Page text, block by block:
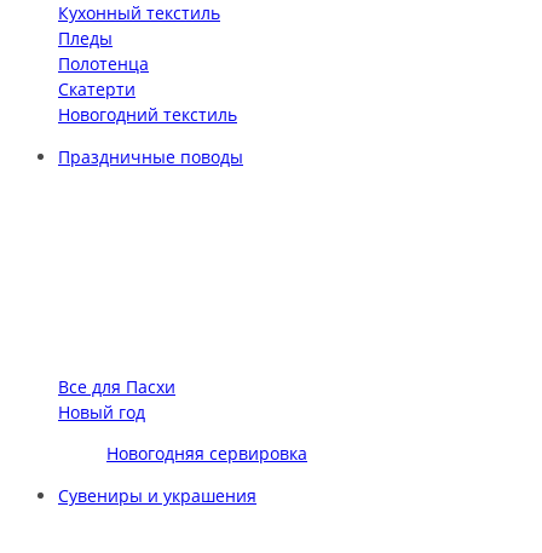
Кухонный текстиль
Пледы
Полотенца
Скатерти
Новогодний текстиль
Праздничные поводы
Все для Пасхи
Новый год
Новогодняя сервировка
Сувениры и украшения